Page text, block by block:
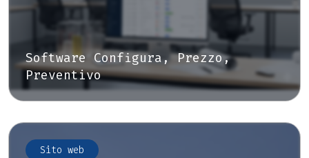
Software Configura, Prezzo,
Preventivo
Sito web